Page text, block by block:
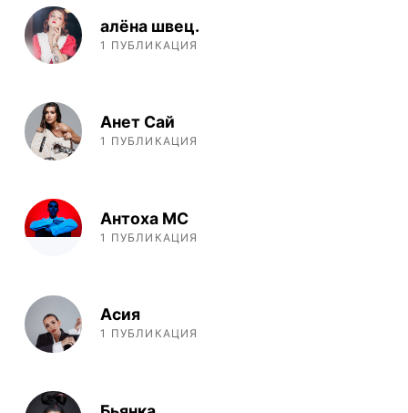
алёна швец.
1 ПУБЛИКАЦИЯ
Анет Сай
1 ПУБЛИКАЦИЯ
Антоха МС
1 ПУБЛИКАЦИЯ
Асия
1 ПУБЛИКАЦИЯ